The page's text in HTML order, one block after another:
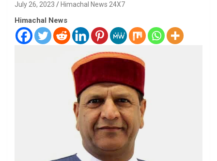
July 26, 2023 Himachal News 24X7
Himachal News